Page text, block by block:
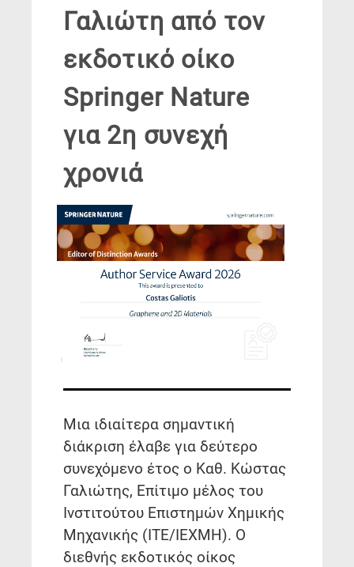
Γαλιώτη από τον
εκδοτικό οίκο
Springer Nature
για 2η συνεχή
χρονιά
Μια ιδιαίτερα σημαντική
διάκριση έλαβε για δεύτερο
συνεχόμενο έτος ο Καθ. Κώστας
Γαλιώτης, Επίτιμο μέλος του
Ινστιτούτου Επιστημών Χημικής
Μηχανικής (ΙΤΕ/ΙΕΧΜΗ). Ο
διεθνής εκδοτικός οίκος